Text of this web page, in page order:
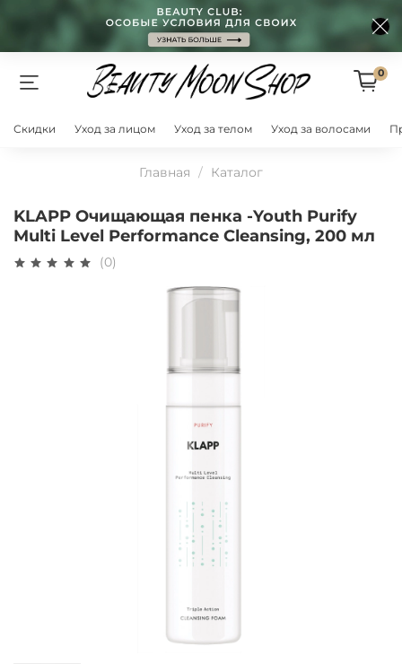
0
Скидки Уход за лицом Уход за телом Уход за волосами
Главная Каталог
KLAPP Очищающая пенка -Youth Purify
Multi Level Performance Cleansing, 200 мл
(0)